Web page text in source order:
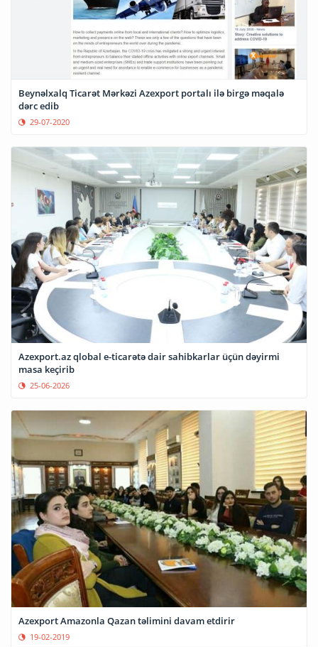
Beynəlxalq Ticarət Mərkəzi Azexport portalı ilə birgə məqalə
dərc edib
29-07-2020
Azexport.az qlobal e-ticarətə dair sahibkarlar üçün dəyirmi
masa keçirib
25-06-2026
Azexport Amazonla Qazan təlimini davam etdirir
19-02-2019